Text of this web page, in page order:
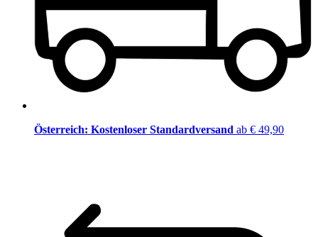
Österreich: Kostenloser Standardversand ab € 49,90